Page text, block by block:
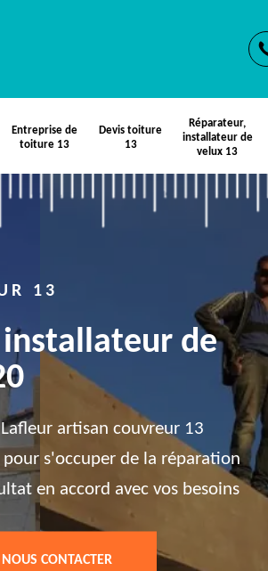
Entreprise de
toiture 13
Devis toiture
13
Réparateur,
installateur de
velux 13
13
de
artisan couvreur 13
pour s'occuper de la réparation
en accord avec vos besoins
NOUS CONTACTER